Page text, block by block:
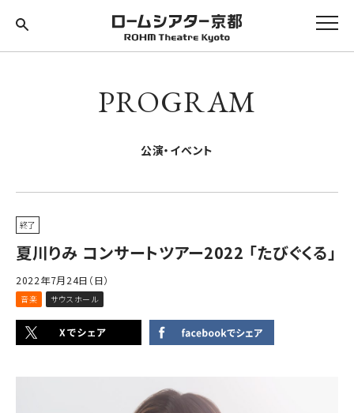
PROGRAM
公演・イベント
終了
夏川りみ コンサートツアー2022 「たびぐくる」
2022年7月24日（日）
音楽 サウスホール